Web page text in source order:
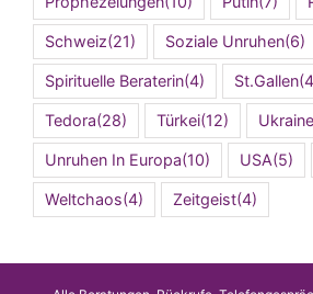
Schweiz(21) Soziale Unruhen(6)
Spirituelle Beraterin(4) St.Gallen
Tedora(28) Türkei(12) Ukraine
Unruhen In Europa(10) USA(5)
Weltchaos(4) Zeitgeist(4)